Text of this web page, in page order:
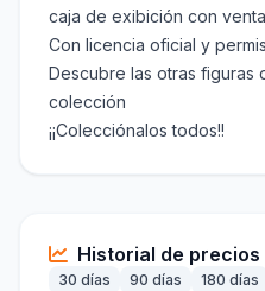
caja de exibición con
Con licencia oficial y
Descubre las otras figuras
colección
¡¡Colecciónalos todos!!
Historial de precios
30 días 90 días 180 días